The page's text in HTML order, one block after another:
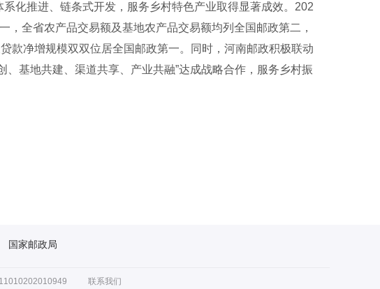
化推进、链条式开发，服务乡村特色产业取得显著成效。202
，全省农产品交易额及基地农产品交易额均列全国邮政第二，
款净增规模双双位居全国邮政第一。同时，河南邮政积极联动
、基地共建、渠道共享、产业共融”达成战略合作，服务乡村振
国家邮政局
联系我们